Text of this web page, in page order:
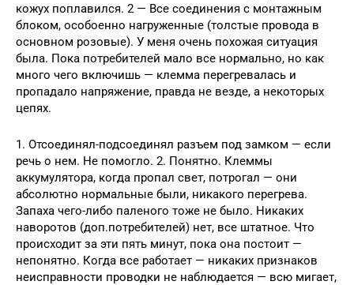
кожух поплавился. 2 — Все соединения с монтажным
блоком, особоенно нагруженные (толстые провода в
основном розовые). У меня очень похожая ситуация
была. Пока потребителей мало все нормально, но как
много чего включишь — клемма перегревалась и
пропадало напряжение, правда не везде, а некоторых
цепях.
1. Отсоединял-подсоединял разъем под замком — если
речь о нем. Не помогло. 2. Понятно. Клеммы
аккумулятора, когда пропал свет, потрогал — они
абсолютно нормальные были, никакого перегрева.
Запаха чего-либо паленого тоже не было. Никаких
наворотов (доп.потребителей) нет, все штатное. Что
происходит за эти пять минут, пока она постоит —
непонятно. Когда все работает — никаких признаков
неисправности проводки не наблюдается — всю мигает,